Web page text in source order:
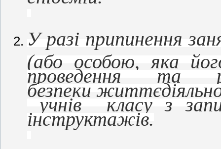
У разі припинення
(або особою, яка
проведення та
безпеки
учнів класу з
інструктажів.